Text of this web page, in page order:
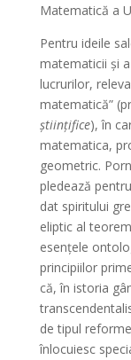
Matematică a
Pentru ideile
matematicii şi
lucrurilor,
matematică”
ştiinţifice), în
matematica,
geometric.
pledează
dat spiritului
eliptic al
esenţele
principiilor
că, în istoria
de tipul
înlocuiesc